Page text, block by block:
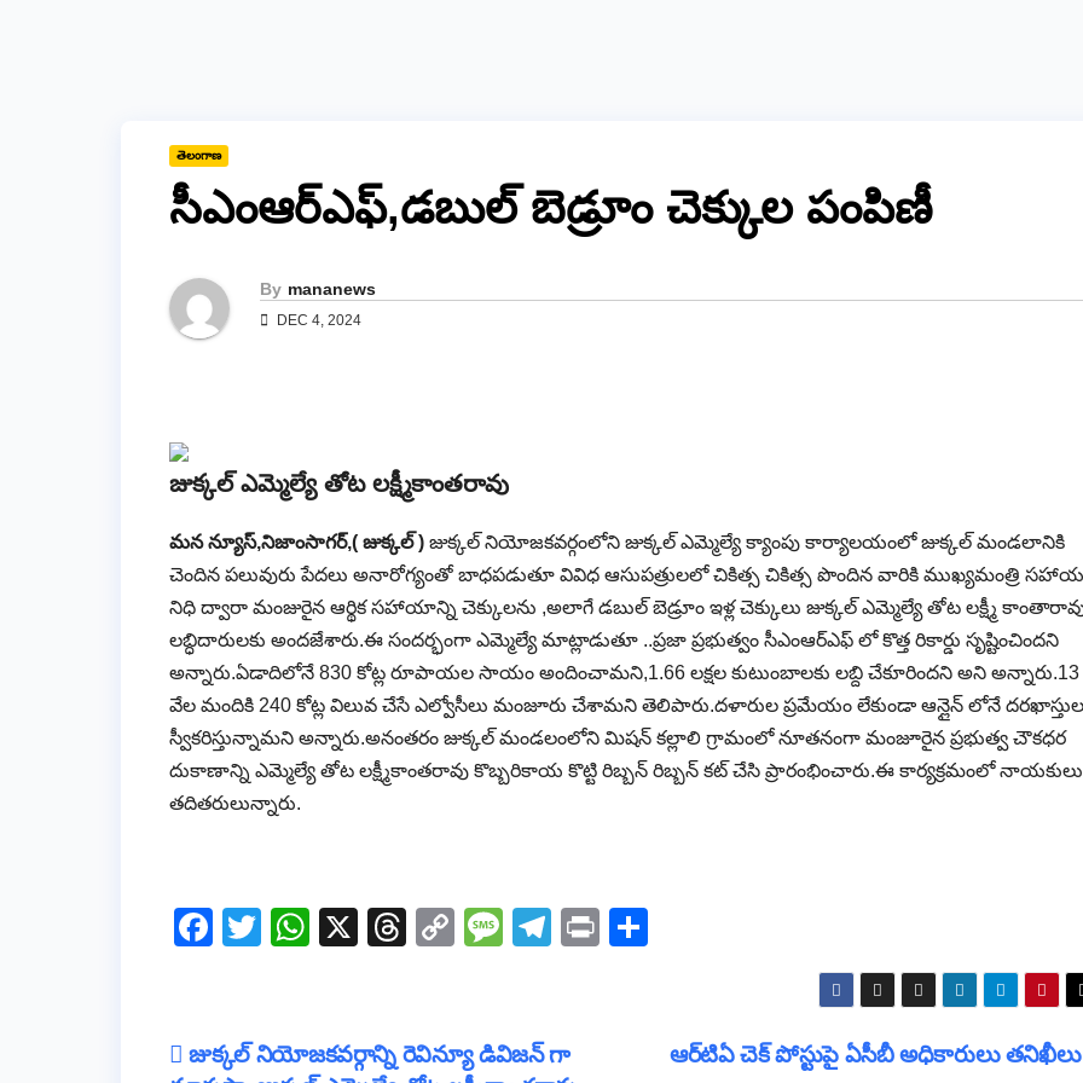
తెలంగాణ
సీఎంఆర్ఎఫ్,డబుల్ బెడ్రూం చెక్కుల పంపిణీ
By mananews
DEC 4, 2024
జుక్కల్ ఎమ్మెల్యే తోట లక్ష్మీకాంతరావు
మన న్యూస్,నిజాంసాగర్,( జుక్కల్ ) జుక్కల్ నియోజకవర్గంలోని జుక్కల్ ఎమ్మెల్యే క్యాంపు కార్యాలయంలో జుక్కల్ మండలానికి
చెందిన పలువురు పేదలు అనారోగ్యంతో బాధపడుతూ వివిధ ఆసుపత్రులలో చికిత్స చికిత్స పొందిన వారికి ముఖ్యమంత్రి సహాయ
నిధి ద్వారా మంజురైన ఆర్థిక సహాయాన్ని చెక్కులను ,అలాగే డబుల్ బెడ్రూం ఇళ్ల చెక్కులు జుక్కల్ ఎమ్మెల్యే తోట లక్ష్మీ
లబ్ధిదారులకు అందజేశారు.ఈ సందర్భంగా ఎమ్మెల్యే మాట్లాడుతూ ..ప్రజా ప్రభుత్వం సీఎంఆర్ఎఫ్ లో కొత్త రికార్డు సృష్టించిందని
అన్నారు.ఏడాదిలోనే 830 కోట్ల రూపాయల సాయం అందించామని,1.66 లక్షల కుటుంబాలకు లబ్ది చేకూరిందని అని అన్నారు.13
వేల మందికి 240 కోట్ల విలువ చేసే ఎల్వోసీలు మంజూరు చేశామని తెలిపారు.దళారుల ప్రమేయం లేకుండా ఆన్లైన్ లోనే
స్వీకరిస్తున్నామని అన్నారు.అనంతరం జుక్కల్ మండలంలోని మిషన్ కల్లాలి గ్రామంలో నూతనంగా మంజూరైన ప్రభుత్వ చౌకధర
దుకాణాన్ని ఎమ్మెల్యే తోట లక్ష్మీకాంతరావు కొబ్బరికాయ కొట్టి రిబ్బన్ రిబ్బన్ కట్ చేసి ప్రారంభించారు.ఈ కార్యక్రమంలో నాయకులు
తదితరులున్నారు.
F
e
T
er
W
s
X
T
a
C
y
M
a
T
gr
Pr
Post
ఆర్‌టిఏ చెక్‌ పోస్టుపై ఏసీబీ అధికారులు
జుక్కల్ నియోజకవర్గాన్ని రెవిన్యూ డివిజన్ గా